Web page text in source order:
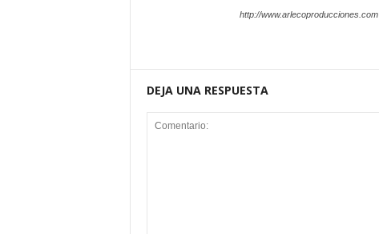
http://www.arlecoproducciones.com
DEJA UNA RESPUESTA